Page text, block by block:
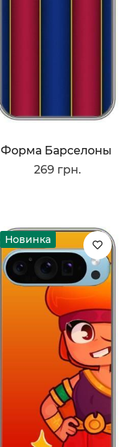
Форма Барселоны
269 грн.
Новинка